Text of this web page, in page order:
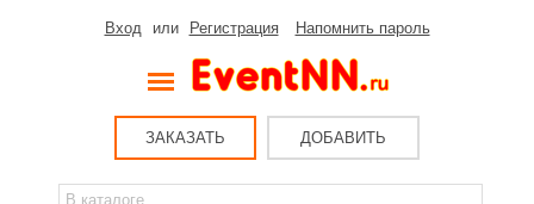
Вход или Регистрация Напомнить пароль
ЗАКАЗАТЬ ДОБАВИТЬ